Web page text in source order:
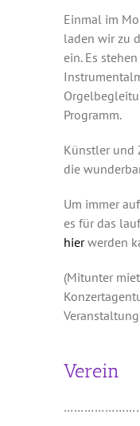
Einmal im
laden wir zu
ein. Es
Programm.
Künstler und
die
Um immer
es für das
hierwerden
(Mitunter
Verein